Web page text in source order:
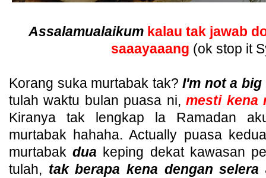
Assalamualaikum kalau tak jawab
saaayaaang (ok stop it
Korang suka murtabak tak?I'm not a
tulah waktu bulan puasa ni,mesti kena
Kiranya tak lengkap la Ramadan
murtabak hahaha. Actually puasa
murtabakdua keping dekat kawasan
tulah, tak berapa kena dengan selera